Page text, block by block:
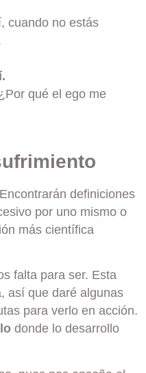
cuando no estás
qué el ego me
definiciones
por uno mismo o
más científica
falta para ser. Esta
así que daré algunas
para verlo en acción.
donde lo desarrollo